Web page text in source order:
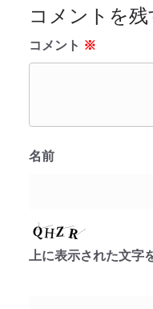
コメントを残
コメント ※
名前
上に表示された文字